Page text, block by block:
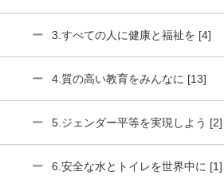
3.すべての人に健康と福祉を [4]
4.質の高い教育をみんなに [13]
5.ジェンダー平等を実現しよう [2]
6.安全な水とトイレを世界中に [1]